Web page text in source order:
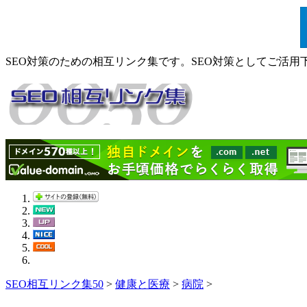
SEO対策のための相互リンク集です。SEO対策としてご活用
SEO相互リンク集50 > 健康と医療 > 病院 >